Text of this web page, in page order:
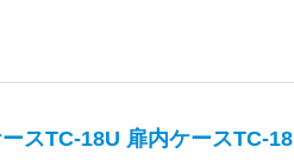
ースTC-18U 扉内ケースTC-18